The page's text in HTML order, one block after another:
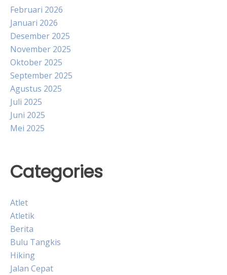
Februari 2026
Januari 2026
Desember 2025
November 2025
Oktober 2025
September 2025
Agustus 2025
Juli 2025
Juni 2025
Mei 2025
Categories
Atlet
Atletik
Berita
Bulu Tangkis
Hiking
Jalan Cepat